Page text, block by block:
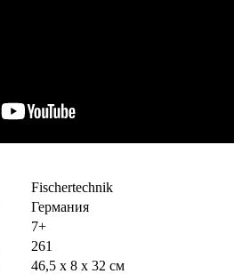
Fischertechnik
Германия
7+
261
46,5 x 8 x 32 см